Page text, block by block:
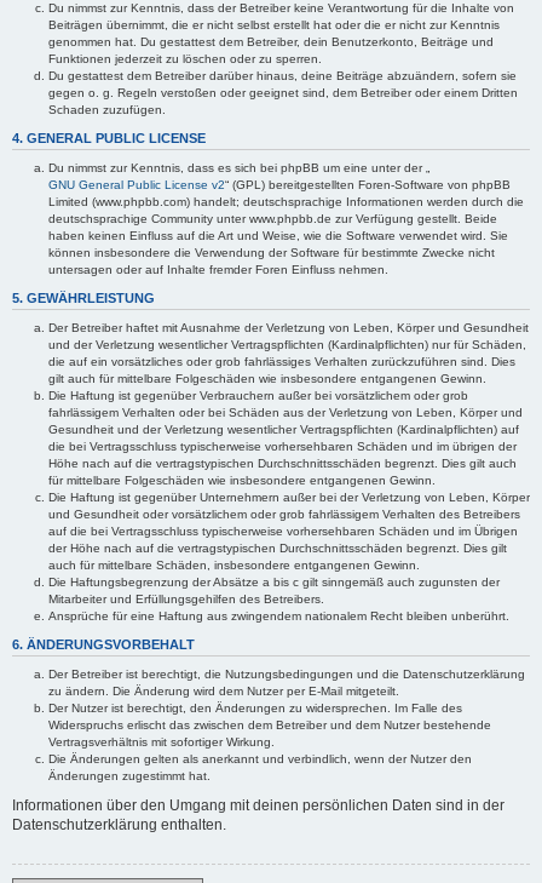
Du nimmst zur Kenntnis, dass der Betreiber keine Verantwortung für die Inhalte von
Beiträgen übernimmt, die er nicht selbst erstellt hat oder die er nicht zur Kenntnis
genommen hat. Du gestattest dem Betreiber, dein Benutzerkonto, Beiträge und
Funktionen jederzeit zu löschen oder zu sperren.
Du gestattest dem Betreiber darüber hinaus, deine Beiträge abzuändern, sofern sie
gegen o. g. Regeln verstoßen oder geeignet sind, dem Betreiber oder einem Dritten
Schaden zuzufügen.
4. GENERAL PUBLIC LICENSE
Du nimmst zur Kenntnis, dass es sich bei phpBB um eine unter der „
GNU General Public License v2“ (GPL) bereitgestellten Foren-Software von phpBB
Limited (www.phpbb.com) handelt; deutschsprachige Informationen werden durch die
deutschsprachige Community unter www.phpbb.de zur Verfügung gestellt. Beide
haben keinen Einfluss auf die Art und Weise, wie die Software verwendet wird. Sie
können insbesondere die Verwendung der Software für bestimmte Zwecke nicht
untersagen oder auf Inhalte fremder Foren Einfluss nehmen.
5. GEWÄHRLEISTUNG
Der Betreiber haftet mit Ausnahme der Verletzung von Leben, Körper und Gesundheit
und der Verletzung wesentlicher Vertragspflichten (Kardinalpflichten) nur für Schäden,
die auf ein vorsätzliches oder grob fahrlässiges Verhalten zurückzuführen sind. Dies
gilt auch für mittelbare Folgeschäden wie insbesondere entgangenen Gewinn.
Die Haftung ist gegenüber Verbrauchern außer bei vorsätzlichem oder grob
fahrlässigem Verhalten oder bei Schäden aus der Verletzung von Leben, Körper und
Gesundheit und der Verletzung wesentlicher Vertragspflichten (Kardinalpflichten) auf
die bei Vertragsschluss typischerweise vorhersehbaren Schäden und im übrigen der
Höhe nach auf die vertragstypischen Durchschnittsschäden begrenzt. Dies gilt auch
für mittelbare Folgeschäden wie insbesondere entgangenen Gewinn.
Die Haftung ist gegenüber Unternehmern außer bei der Verletzung von Leben, Körper
und Gesundheit oder vorsätzlichem oder grob fahrlässigem Verhalten des Betreibers
auf die bei Vertragsschluss typischerweise vorhersehbaren Schäden und im Übrigen
der Höhe nach auf die vertragstypischen Durchschnittsschäden begrenzt. Dies gilt
auch für mittelbare Schäden, insbesondere entgangenen Gewinn.
Die Haftungsbegrenzung der Absätze a bis c gilt sinngemäß auch zugunsten der
Mitarbeiter und Erfüllungsgehilfen des Betreibers.
Ansprüche für eine Haftung aus zwingendem nationalem Recht bleiben unberührt.
6. ÄNDERUNGSVORBEHALT
Der Betreiber ist berechtigt, die Nutzungsbedingungen und die Datenschutzerklärung
zu ändern. Die Änderung wird dem Nutzer per E-Mail mitgeteilt.
Der Nutzer ist berechtigt, den Änderungen zu widersprechen. Im Falle des
Widerspruchs erlischt das zwischen dem Betreiber und dem Nutzer bestehende
Vertragsverhältnis mit sofortiger Wirkung.
Die Änderungen gelten als anerkannt und verbindlich, wenn der Nutzer den
Änderungen zugestimmt hat.
Informationen über den Umgang mit deinen persönlichen Daten sind in der
Datenschutzerklärung enthalten.